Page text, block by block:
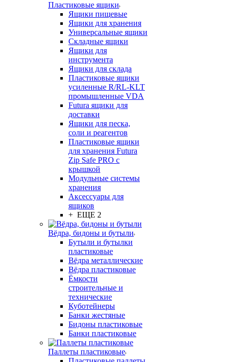
Пластиковые ящики
Ящики пищевые
Ящики для хранения
Универсальные ящики
Складные ящики
Ящики для
инструмента
Ящики для склада
Пластиковые ящики
усиленные R/RL-KLT
промышленные VDA
Futura ящики для
доставки
Ящики для песка,
соли и реагентов
Пластиковые ящики
для хранения Futura
Zip Safe PRO с
крышкой
Модульные системы
хранения
Аксессуары для
ящиков
+ ЕЩЕ 2
Вёдра, бидоны и бутыли
Бутыли и бутылки
пластиковые
Вёдра металлические
Вёдра пластиковые
Ёмкости
строительные и
технические
Куботейнеры
Банки жестяные
Бидоны пластиковые
Банки пластиковые
Паллеты пластиковые